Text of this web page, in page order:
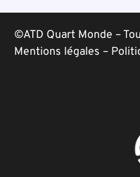
©ATD Quart Monde –
Mentions légales –